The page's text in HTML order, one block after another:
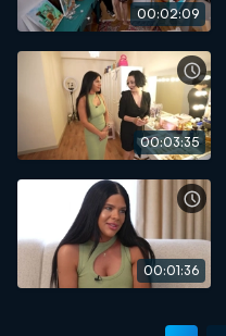
00:02:09
00:03:35
00:01:36